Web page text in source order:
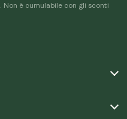
è cumulabile con gli sconti